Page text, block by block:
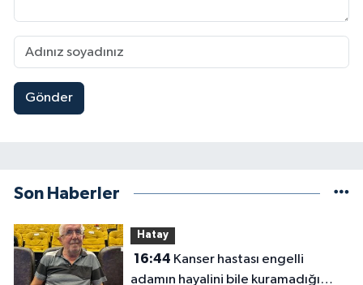
Gönder
Son Haberler
Hatay
16:44
adamın hayalini bile kuramadığı